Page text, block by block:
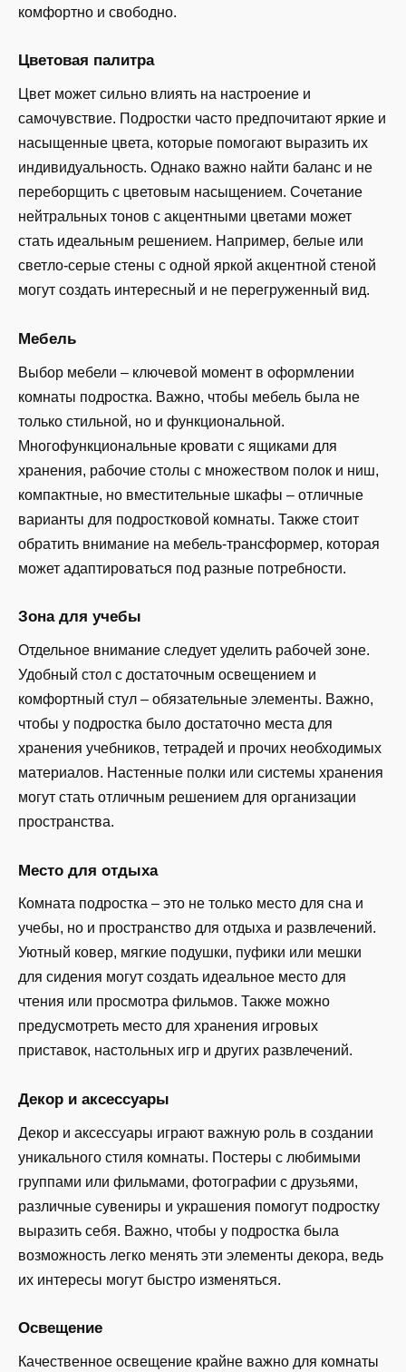
комфортно и свободно.
Цветовая палитра
Цвет может сильно влиять на настроение и
самочувствие. Подростки часто предпочитают яркие и
насыщенные цвета, которые помогают выразить их
индивидуальность. Однако важно найти баланс и не
переборщить с цветовым насыщением. Сочетание
нейтральных тонов с акцентными цветами может
стать идеальным решением. Например, белые или
светло-серые стены с одной яркой акцентной стеной
могут создать интересный и не перегруженный вид.
Мебель
Выбор мебели – ключевой момент в оформлении
комнаты подростка. Важно, чтобы мебель была не
только стильной, но и функциональной.
Многофункциональные кровати с ящиками для
хранения, рабочие столы с множеством полок и ниш,
компактные, но вместительные шкафы – отличные
варианты для подростковой комнаты. Также стоит
обратить внимание на мебель-трансформер, которая
может адаптироваться под разные потребности.
Зона для учебы
Отдельное внимание следует уделить рабочей зоне.
Удобный стол с достаточным освещением и
комфортный стул – обязательные элементы. Важно,
чтобы у подростка было достаточно места для
хранения учебников, тетрадей и прочих необходимых
материалов. Настенные полки или системы хранения
могут стать отличным решением для организации
пространства.
Место для отдыха
Комната подростка – это не только место для сна и
учебы, но и пространство для отдыха и развлечений.
Уютный ковер, мягкие подушки, пуфики или мешки
для сидения могут создать идеальное место для
чтения или просмотра фильмов. Также можно
предусмотреть место для хранения игровых
приставок, настольных игр и других развлечений.
Декор и аксессуары
Декор и аксессуары играют важную роль в создании
уникального стиля комнаты. Постеры с любимыми
группами или фильмами, фотографии с друзьями,
различные сувениры и украшения помогут подростку
выразить себя. Важно, чтобы у подростка была
возможность легко менять эти элементы декора, ведь
их интересы могут быстро изменяться.
Освещение
Качественное освещение крайне важно для комнаты